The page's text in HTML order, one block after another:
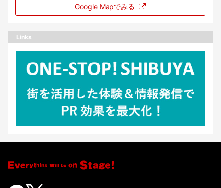
Google Mapでみる
Links